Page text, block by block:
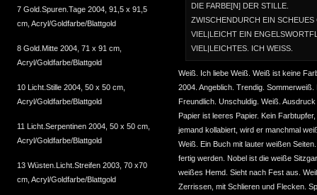
DIE FARBE[N] DER STILLE.
ZWISCHENDURCH EIN SCHEUES
VIEL|LEICHT EIN
VIEL|LEICHTES. ICH WEISS.
Weiß. Ich liebe Weiß. Weiß ist keine
2004. Angeblich. Trendig.
Freundlich. Unschuldig. Weiß.
Papier ist leeres Papier. Kein
jemand kollabiert, wird er manchmal
Weiß. Ein Buch mit lauter weißen
fertig werden. Nobel ist die weiße
weißes Hemd. Sieht nach Fest aus.
Zerrissen, mit Schlieren und Flecken.
7 Gold.Spuren.Tage 2004, 91,5 x 91,5
cm, Acryl/Goldfarbe/Blattgold
8 Gold.Mitte 2004, 71 x 91 cm,
Acryl/Goldfarbe/Blattgold
10 Licht.Stille 2004, 50 x 50 cm,
Acryl/Goldfarbe/Blattgold
11 Licht.Serpentinen 2004, 50 x 50 cm,
Acryl/Goldfarbe/Blattgold
13 Wüsten.Licht.Streifen 2003, 70 x70
cm, Acryl/Goldfarbe/Blattgold